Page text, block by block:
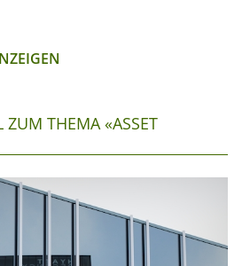
ZUM THEMA «ASSET